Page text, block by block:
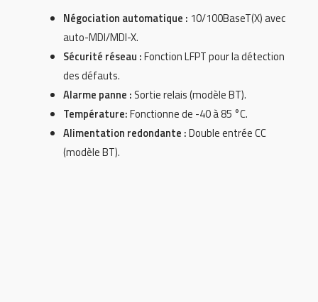
Négociation automatique : 10/100BaseT(X) avec
auto-MDI/MDI-X.
Sécurité réseau :Fonction LFPT pour la détection
des défauts.
Alarme panne : Sortie relais (modèle BT).
Température:Fonctionne de -40 à 85 °C.
Alimentation redondante :Double entrée CC
(modèle BT).